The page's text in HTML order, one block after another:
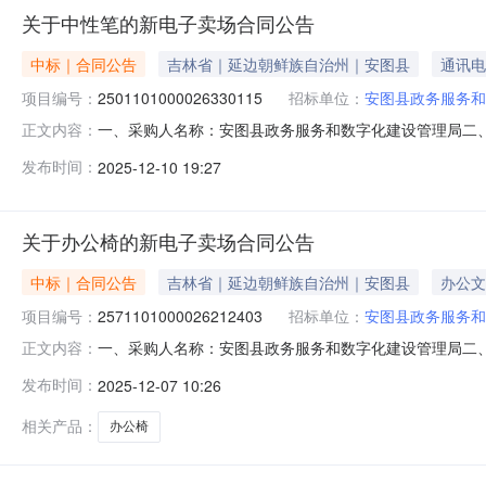
关于中性笔的新电子卖场合同公告
中标｜合同公告 吉林省｜延边朝鲜族自治州｜安图县
通讯
项目编号： 2501101000026330115 招标单位： 安图县政务服务
正文内容： 一、采购人名称：安图县政务服务和数字化建设管理局
光/MGK35/0.5mm支5.00281402晨光ABS916K6晨光订
发布时间： 2025-12-10 19:27
关于办公椅的新电子卖场合同公告
中标｜合同公告 吉林省｜延边朝鲜族自治州｜安图县
办公
项目编号： 2571101000026212403 招标单位： 安图县政务服务
正文内容： 一、采购人名称：安图县政务服务和数字化建设管理局
明/LUMINGA3092把1.00800800服务要求或标的基本概
发布时间： 2025-12-07 10:26
相关产品：
办公椅